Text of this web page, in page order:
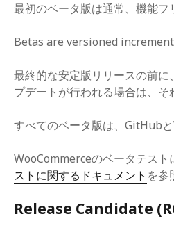
最初のベータ版は通常、機能フ
Betas are versioned
最終的な安定版リリースの前
プデートが行われる場合は、そ
すべてのベータ版は、GitHub
WooCommerceのベータテス
ストに関するドキュメント を参
Release Candidate